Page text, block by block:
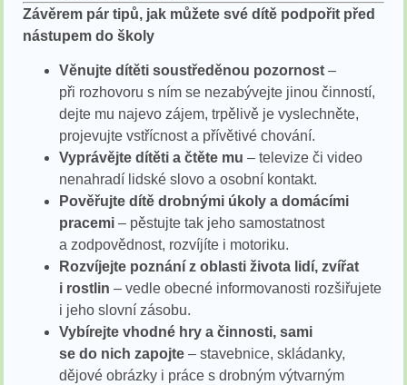
Závěrem pár tipů, jak můžete své dítě podpořit před
nástupem do školy
Věnujte dítěti soustředěnou pozornost –
při rozhovoru s ním se nezabývejte jinou činností,
dejte mu najevo zájem, trpělivě je vyslechněte,
projevujte vstřícnost a přívětivé chování.
Vyprávějte dítěti a čtěte mu – televize či video
nenahradí lidské slovo a osobní kontakt.
Pověřujte dítě drobnými úkoly a domácími
pracemi – pěstujte tak jeho samostatnost
a zodpovědnost, rozvíjíte i motoriku.
Rozvíjejte poznání z oblasti života lidí, zvířat
i rostlin – vedle obecné informovanosti rozšiřujete
i jeho slovní zásobu.
Vybírejte vhodné hry a činnosti, sami
se do nich zapojte – stavebnice, skládanky,
dějové obrázky i práce s drobným výtvarným